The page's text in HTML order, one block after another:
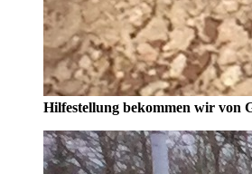
Hilfestellung bekommen wir von